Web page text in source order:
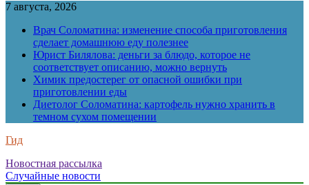
7 августа, 2026
Врач Соломатина: изменение способа приготовления
сделает домашнюю еду полезнее
Юрист Билялова: деньги за блюдо, которое не
соответствует описанию, можно вернуть
Химик предостерег от опасной ошибки при
приготовлении еды
Диетолог Соломатина: картофель нужно хранить в
темном сухом помещении
Гид
Новостная рассылка
Случайные новости